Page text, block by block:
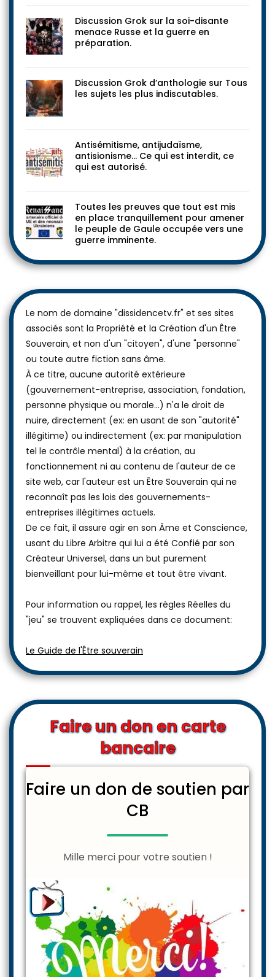
Discussion Grok sur la soi-disante
menace Russe et la guerre en
préparation.
Discussion Grok d’anthologie sur Tous
les sujets les plus indiscutables.
Antisémitisme, antijudaïsme,
antisionisme… Ce qui est interdit, ce
qui est autorisé.
Toutes les preuves que tout est mis
en place tranquillement pour amener
le peuple de Gaule occupée vers une
guerre imminente.
Le nom de domaine "dissidencetv.fr" et ses sites
associés sont la Propriété et la Création d'un Être
Souverain, et non d'un "citoyen", d'une "personne"
ou toute autre fiction sans âme.
À ce titre, aucune autorité extérieure
(gouvernement-entreprise, association, fondation,
personne physique ou morale...) n'a le droit de
nuire, directement (ex: en usant de son "autorité"
illégitime) ou indirectement (ex: par manipulation
tel le contrôle mental) à la création, au
fonctionnement ni au contenu de l'auteur de ce
site web, car l'auteur est un Être Souverain qui ne
reconnaît pas les lois des gouvernements-
entreprises illégitimes actuels.
De ce fait, il assure agir en son Âme et Conscience,
usant du Libre Arbitre qui lui a été Confié par son
Créateur Universel, dans un but purement
bienveillant pour lui-même et tout être vivant.
Pour information ou rappel, les règles Réelles du
"jeu" se trouvent expliquées dans ce document:
Le Guide de l'Être souverain
Faire un don en carte
bancaire
Faire un don de soutien par
CB
Mille merci pour votre soutien !